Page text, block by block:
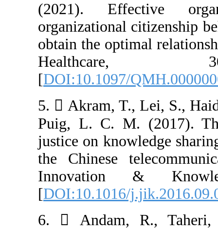
(2021).
organizational
obtain the
[DOI:10.1097/
5.  Akram, T.,
Puig, L. C. M.
justice on
the Chinese
Innovation
[DOI:10.1016/
6.  Andam,